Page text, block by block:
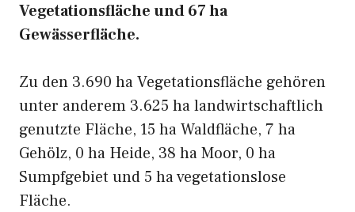
Vegetationsfläche und 67 ha
Gewässerfläche.
Zu den 3.690 ha Vegetationsfläche gehören
unter anderem 3.625 ha landwirtschaftlich
genutzte Fläche, 15 ha Waldfläche, 7 ha
Gehölz, 0 ha Heide, 38 ha Moor, 0 ha
Sumpfgebiet und 5 ha vegetationslose
Fläche.